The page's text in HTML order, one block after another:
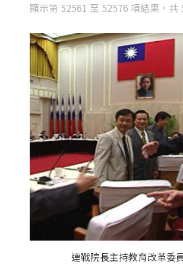
顯示第 52561 至 52576 項結果，共
連戰院長主持教育改革委